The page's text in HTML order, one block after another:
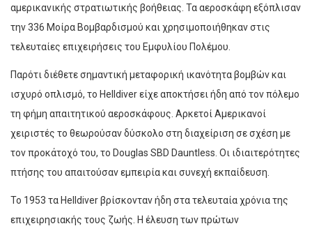
αμερικανικής στρατιωτικής βοήθειας. Τα αεροσκάφη εξόπλισαν
την 336 Μοίρα Βομβαρδισμού και χρησιμοποιήθηκαν στις
τελευταίες επιχειρήσεις του Εμφυλίου Πολέμου.
Παρότι διέθετε σημαντική μεταφορική ικανότητα βομβών και
ισχυρό οπλισμό, το Helldiver είχε αποκτήσει ήδη από τον πόλεμο
τη φήμη απαιτητικού αεροσκάφους. Αρκετοί Αμερικανοί
χειριστές το θεωρούσαν δύσκολο στη διαχείριση σε σχέση με
τον προκάτοχό του, το Douglas SBD Dauntless. Οι ιδιαιτερότητες
πτήσης του απαιτούσαν εμπειρία και συνεχή εκπαίδευση.
Το 1953 τα Helldiver βρίσκονταν ήδη στα τελευταία χρόνια της
επιχειρησιακής τους ζωής. Η έλευση των πρώτων